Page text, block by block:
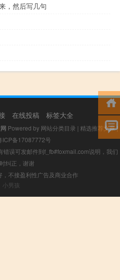
，然后写几句
在线投稿 标签大全
Powered by 网站分类目录 | 精选推荐文章|
ICP备17087772号
错误可发邮件到f_fb#foxmail.com说明，我们
纠正，谢谢
不接盈利性广告及商业合作
小男孩